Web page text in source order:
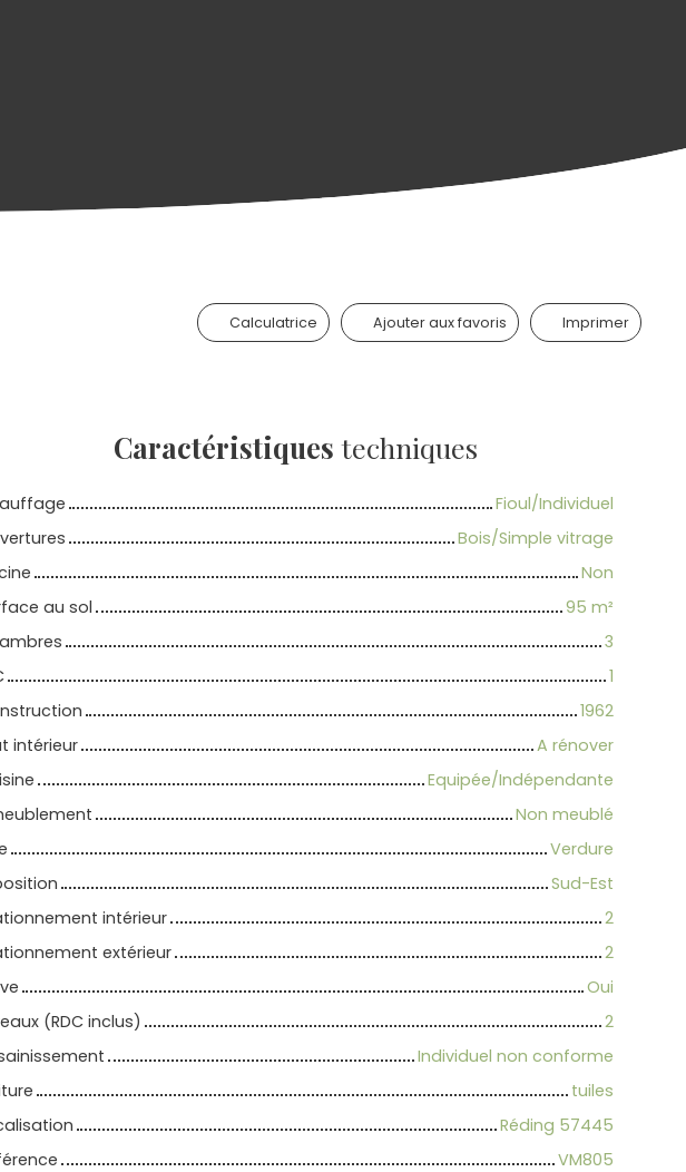
Calculatrice Ajouter aux favoris Imprimer
Caractéristiques techniques
Fioul/Individuel
Bois/Simple vitrage
Non
au sol
95 m²
3
1
1962
intérieur
A rénover
Equipée/Indépendante
Non meublé
Verdure
Sud-Est
intérieur
2
extérieur
2
Oui
(RDC inclus)
2
Individuel non conforme
tuiles
Réding 57445
VM805